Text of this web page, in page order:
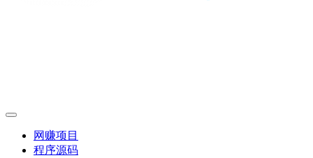
网赚项目
程序源码